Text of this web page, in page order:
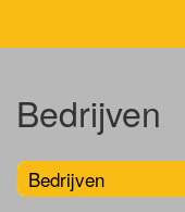
Bedrijven
Bedrijven